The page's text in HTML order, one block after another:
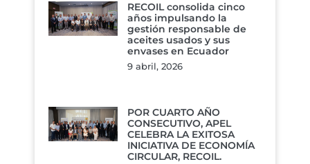
RECOIL consolida cinco
años impulsando la
gestión responsable de
aceites usados y sus
envases en Ecuador
9 abril, 2026
POR CUARTO AÑO
CONSECUTIVO, APEL
CELEBRA LA EXITOSA
INICIATIVA DE ECONOMÍA
CIRCULAR, RECOIL.